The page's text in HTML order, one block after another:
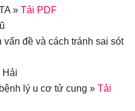
» Tải PDF
đề và cách tránh sai sót
Hải
lý u cơ tử cung » Tải